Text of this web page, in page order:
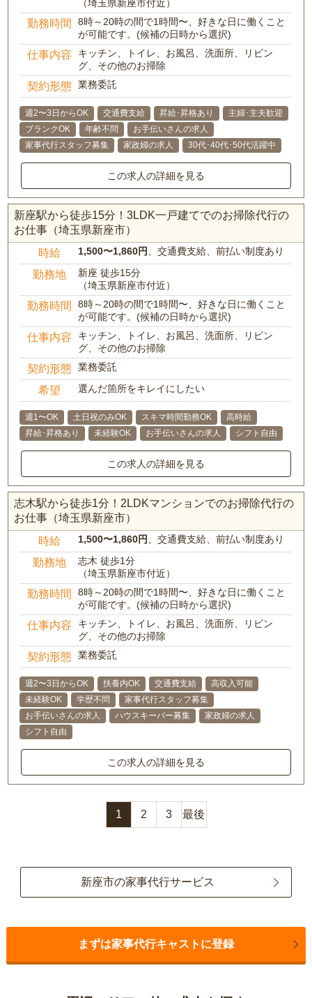
（埼玉県新座市付近）
勤務時間
8時～20時の間で1時間〜、好きな日に働くこと
が可能です。(候補の日時から選択)
仕事内容
キッチン、トイレ、お風呂、洗面所、リビン
グ、その他のお掃除
契約形態 業務委託
週2〜3日からOK 交通費支給 昇給･昇格あり
主婦･主夫歓迎
ブランクOK
年齢不問
お手伝いさんの求人
家事代行スタッフ募集
家政婦の求人 30代･40代･50代活躍中
この求人の詳細を見る
新座駅から徒歩15分！3LDK一戸建てでのお掃除代行の
お仕事（埼玉県新座市）
時給 1,500〜1,860円 、交通費支給、前払い制度あり
勤務地
新座 徒歩15分
（埼玉県新座市付近）
勤務時間
8時～20時の間で1時間〜、好きな日に働くこと
が可能です。(候補の日時から選択)
仕事内容
キッチン、トイレ、お風呂、洗面所、リビン
グ、その他のお掃除
契約形態 業務委託
希望 選んだ箇所をキレイにしたい
週1〜OK 土日祝のみOK スキマ時間勤務OK
高時給
昇給･昇格あり
未経験OK お手伝いさんの求人 シフト自由
この求人の詳細を見る
志木駅から徒歩1分！2LDKマンションでのお掃除代行の
お仕事（埼玉県新座市）
時給 1,500〜1,860円 、交通費支給、前払い制度あり
勤務地
志木 徒歩1分
（埼玉県新座市付近）
勤務時間
8時～20時の間で1時間〜、好きな日に働くこと
が可能です。(候補の日時から選択)
仕事内容
キッチン、トイレ、お風呂、洗面所、リビン
グ、その他のお掃除
契約形態 業務委託
週2〜3日からOK 扶養内OK 交通費支給
高収入可能
未経験OK
学歴不問
家事代行スタッフ募集
お手伝いさんの求人
ハウスキーパー募集
家政婦の求人
シフト自由
この求人の詳細を見る
1 2 3 最後
新座市の家事代行サービス
まずは家事代行キャストに登録